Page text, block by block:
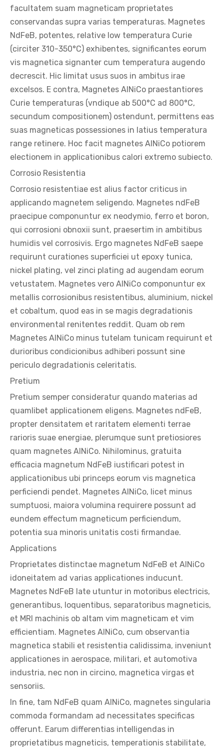
facultatem suam magneticam proprietates
conservandas supra varias temperaturas. Magnetes
NdFeB, potentes, relative low temperatura Curie
(circiter 310-350°C) exhibentes, significantes eorum
vis magnetica signanter cum temperatura augendo
decrescit. Hic limitat usus suos in ambitus irae
excelsos. E contra, Magnetes AlNiCo praestantiores
Curie temperaturas (vndique ab 500°C ad 800°C,
secundum compositionem) ostendunt, permittens eas
suas magneticas possessiones in latius temperatura
range retinere. Hoc facit magnetes AlNiCo potiorem
electionem in applicationibus calori extremo subiecto.
Corrosio Resistentia
Corrosio resistentiae est alius factor criticus in
applicando magnetem seligendo. Magnetes ndFeB
praecipue componuntur ex neodymio, ferro et boron,
qui corrosioni obnoxii sunt, praesertim in ambitibus
humidis vel corrosivis. Ergo magnetes NdFeB saepe
requirunt curationes superficiei ut epoxy tunica,
nickel plating, vel zinci plating ad augendam eorum
vetustatem. Magnetes vero AlNiCo componuntur ex
metallis corrosionibus resistentibus, aluminium, nickel
et cobaltum, quod eas in se magis degradationis
environmental renitentes reddit. Quam ob rem
Magnetes AlNiCo minus tutelam tunicam requirunt et
durioribus condicionibus adhiberi possunt sine
periculo degradationis celeritatis.
Pretium
Pretium semper consideratur quando materias ad
quamlibet applicationem eligens. Magnetes ndFeB,
propter densitatem et raritatem elementi terrae
rarioris suae energiae, plerumque sunt pretiosiores
quam magnetes AlNiCo. Nihilominus, gratuita
efficacia magnetum NdFeB iustificari potest in
applicationibus ubi princeps eorum vis magnetica
perficiendi pendet. Magnetes AlNiCo, licet minus
sumptuosi, maiora volumina requirere possunt ad
eundem effectum magneticum perficiendum,
potentia sua minoris unitatis costi firmandae.
Applications
Proprietates distinctae magnetum NdFeB et AlNiCo
idoneitatem ad varias applicationes inducunt.
Magnetes NdFeB late utuntur in motoribus electricis,
generantibus, loquentibus, separatoribus magneticis,
et MRI machinis ob altam vim magneticam et vim
efficientiam. Magnetes AlNiCo, cum observantia
magnetica stabili et resistentia calidissima, inveniunt
applicationes in aerospace, militari, et automotiva
industria, nec non in circino, magnetica virgas et
sensoriis.
In fine, tam NdFeB quam AlNiCo, magnetes singularia
commoda formandam ad necessitates specificas
offerunt. Earum differentias intelligendas in
proprietatibus magneticis, temperationis stabilitate,